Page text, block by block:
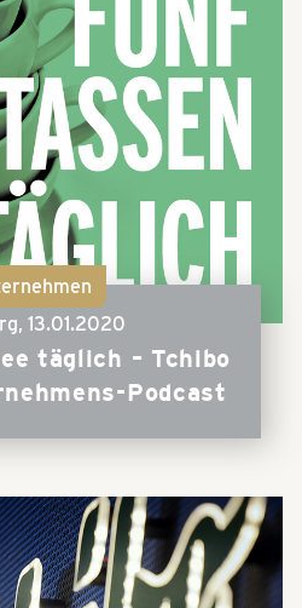
13.01.2020
täglich – Tchibo
Podcast